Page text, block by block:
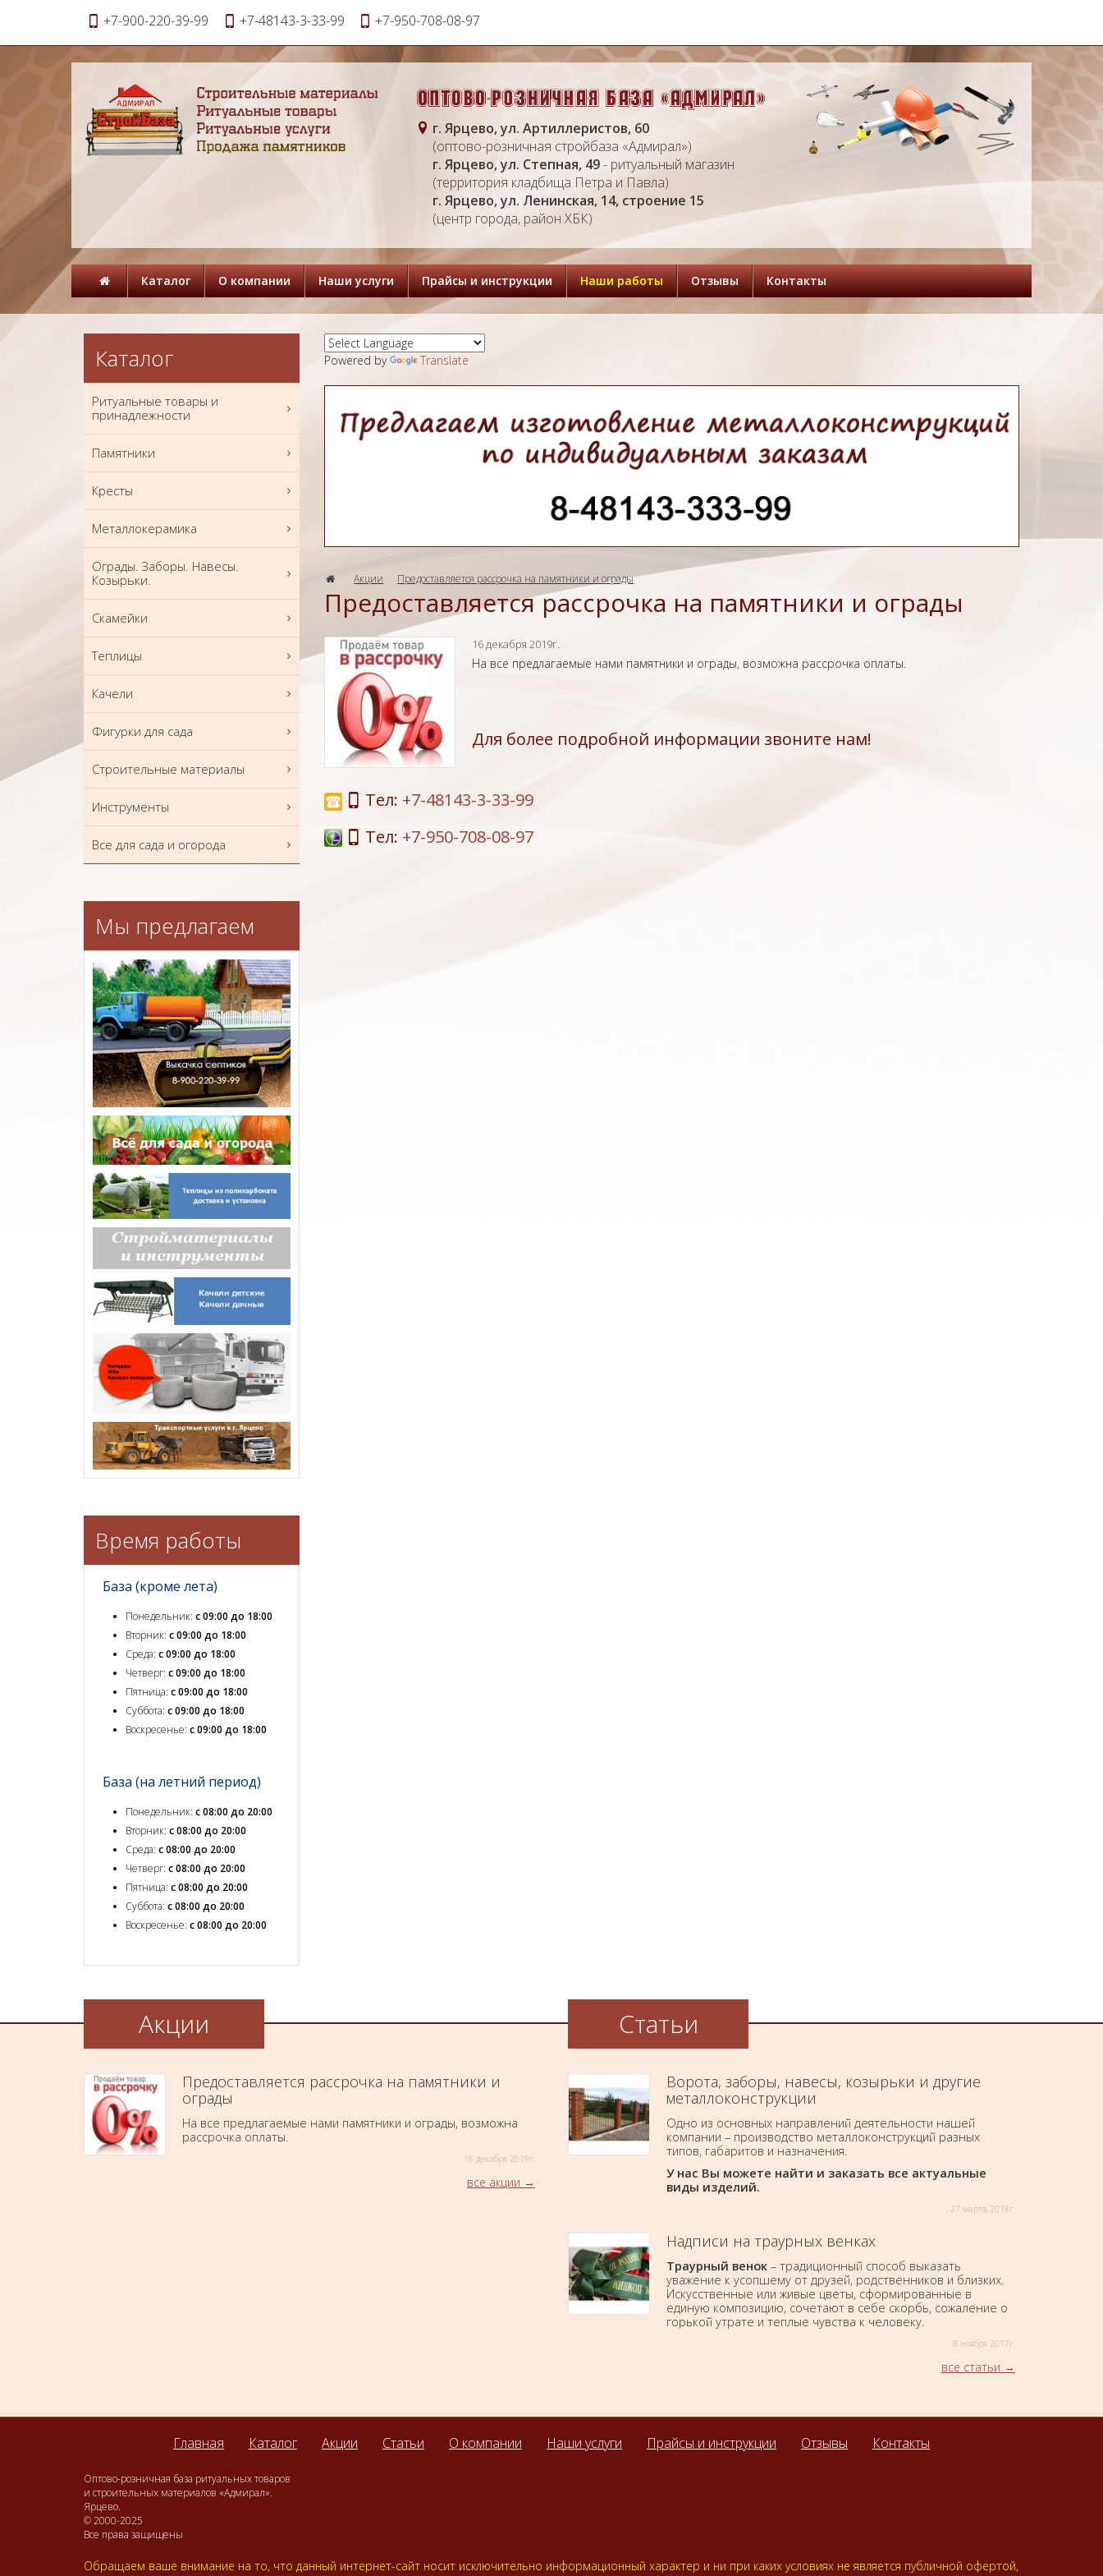
+7-900-220-39-99 +7-48143-3-33-99 +7-950-708-08-97
г. Ярцево, ул. Артиллеристов, 60
(оптово-розничная стройбаза «Адмирал»)
г. Ярцево, ул. Степная, 49- ритуальный магазин
(территория кладбища Петра и Павла)
г. Ярцево, ул. Ленинская, 14, строение 15
(центр города, район ХБК)
Каталог О компании Наши услуги Прайсы и инструкции Наши работы Отзывы Контакты
Powered by Translate
Акции Предоставляется рассрочка на памятники и ограды
Предоставляется рассрочка на памятники и ограды
16 декабря 2019г.
На все предлагаемые нами памятники и ограды, возможна рассрочка оплаты.
Для более подробной информации звоните нам!
Тел: +7-48143-3-33-99
Тел: +7-950-708-08-97
Каталог
Ритуальные товары и
принадлежности
Памятники
Кресты
Металлокерамика
Ограды. Заборы. Навесы.
Козырьки.
Скамейки
Теплицы
Качели
Фигурки для сада
Строительные материалы
Инструменты
Все для сада и огорода
Мы предлагаем
Время работы
База (кроме лета)
Понедельник: с 09:00 до 18:00
Вторник: с 09:00 до 18:00
Среда: с 09:00 до 18:00
Четверг: с 09:00 до 18:00
Пятница: с 09:00 до 18:00
Суббота: с 09:00 до 18:00
Воскресенье: с 09:00 до 18:00
База (на летний период)
Понедельник: с 08:00 до 20:00
Вторник: с 08:00 до 20:00
Среда: с 08:00 до 20:00
Четверг: с 08:00 до 20:00
Пятница: с 08:00 до 20:00
Суббота: с 08:00 до 20:00
Воскресенье: с 08:00 до 20:00
Акции
Предоставляется рассрочка на памятники и
ограды
На все предлагаемые нами памятники и ограды, возможна
рассрочка оплаты.
16 декабря 2019г.
все акции
Статьи
Ворота, заборы, навесы, козырьки и другие
металлоконструкции
Одно из основных направлений деятельности нашей
компании – производство металлоконструкций разных
типов, габаритов и назначения.
У нас Вы можете найти и заказать все актуальные
виды изделий.
27 марта 2018г.
Надписи на траурных венках
Траурный венок – традиционный способ выказать
уважение к усопшему от друзей, родственников и близких.
Искусственные или живые цветы, сформированные в
единую композицию, сочетают в себе скорбь, сожаление о
горькой утрате и теплые чувства к человеку.
8 ноября 2017г.
все статьи
Главная Каталог Акции Статьи О компании Наши услуги Прайсы и инструкции Отзывы Контакты
Оптово-розничная база ритуальных товаров
и строительных материалов «Адмирал».
Ярцево.
© 2000-2025
Все права защищены
Обращаем ваше внимание на то, что данный интернет-сайт носит исключительно информационный характер и ни при каких условиях не является публичной офертой,